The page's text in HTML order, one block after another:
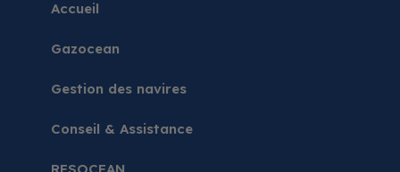
Accueil
Gazocean
Gestion des navires
Conseil & Assistance
RESOCEAN